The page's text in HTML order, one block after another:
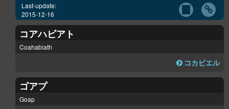
Last-update:
2015-12-16
コアハビアト
Coahabiath
コカビエル
ゴアプ
Goap